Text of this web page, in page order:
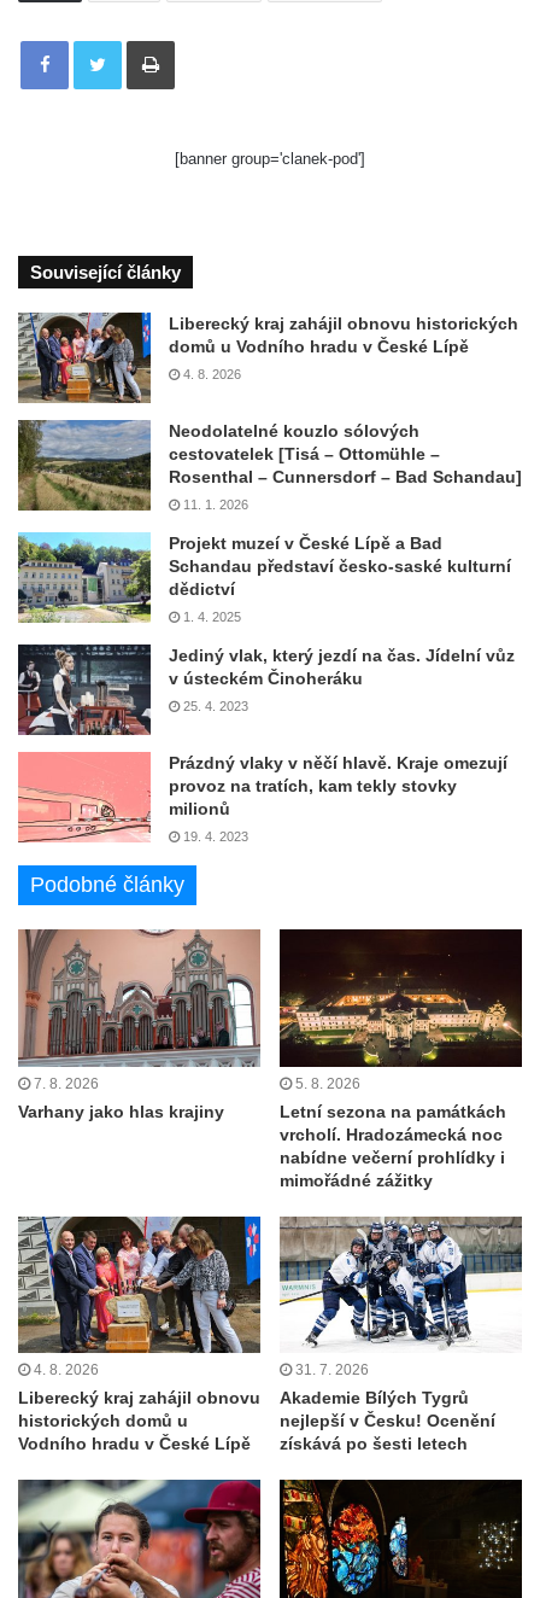
Tisknout
[banner group='clanek-pod']
Související články
Liberecký kraj zahájil obnovu historických
domů u Vodního hradu v České Lípě
4. 8. 2026
Neodolatelné kouzlo sólových
cestovatelek [Tisá – Ottomühle –
Rosenthal – Cunnersdorf – Bad Schandau]
11. 1. 2026
Projekt muzeí v České Lípě a Bad
Schandau představí česko-saské kulturní
dědictví
1. 4. 2025
Jediný vlak, který jezdí na čas. Jídelní vůz
v ústeckém Činoheráku
25. 4. 2023
Prázdný vlaky v něčí hlavě. Kraje omezují
provoz na tratích, kam tekly stovky
milionů
19. 4. 2023
Podobné články
7. 8. 2026
Varhany jako hlas krajiny
5. 8. 2026
Letní sezona na památkách
vrcholí. Hradozámecká noc
nabídne večerní prohlídky i
mimořádné zážitky
4. 8. 2026
Liberecký kraj zahájil obnovu
historických domů u
Vodního hradu v České Lípě
31. 7. 2026
Akademie Bílých Tygrů
nejlepší v Česku! Ocenění
získává po šesti letech